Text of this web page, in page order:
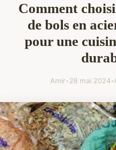
Comment
de bols en
pour une
Amir•28 mai 2024•